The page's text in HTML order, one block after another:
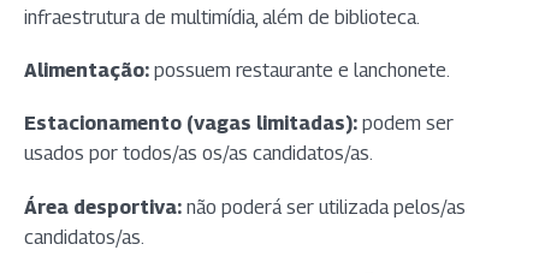
infraestrutura de multimídia, além de biblioteca.
Alimentação: possuem restaurante e lanchonete.
Estacionamento (vagas limitadas): podem ser
usados por todos/as os/as candidatos/as.
Área desportiva: não poderá ser utilizada pelos/as
candidatos/as.